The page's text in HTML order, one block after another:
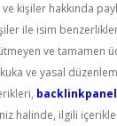
kişiler hakkında
ile isim
ve tamamen
ve yasal
halinde, ilgili